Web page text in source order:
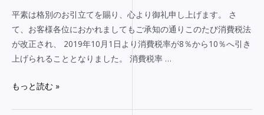
に
関
し
ま
て
平素は格別のお引立てを賜り、心より御礼申し上げます。 さ
て、お客様各位におかれましてもご承知の通りこのたび消費税法
が改正され、 2019年10月1日より消費税率が8％から10％へ引き
上げられることとなりました。 消費税率 …
ら
の
消
費
改
もっと読む »